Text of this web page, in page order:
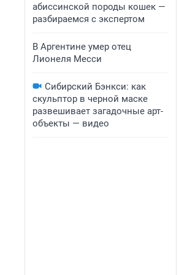
абиссинской породы кошек —
разбираемся с экспертом
В Аргентине умер отец
Лионеля Месси
Сибирский Бэнкси: как
скульптор в черной маске
развешивает загадочные арт-
объекты — видео